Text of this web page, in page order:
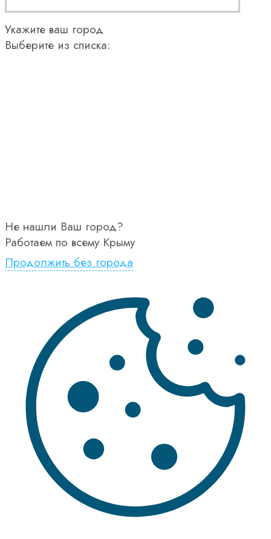
Укажите ваш город
Выберите из списка:
Не нашли Ваш город?
Работаем по всему Крыму
Продолжить без города